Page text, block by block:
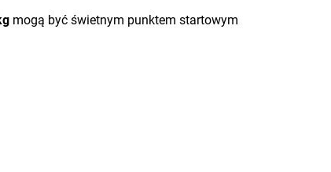
mogą być świetnym punktem startowym